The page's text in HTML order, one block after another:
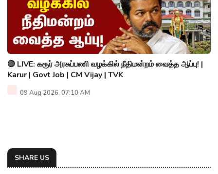
🔴 LIVE: கரூர் அரசுப்பணி வழக்கில் நீதிமன்றம் வைத்த ஆப்பு! |
Karur | Govt Job | CM Vijay | TVK
09 Aug 2026, 07:10 AM
SHARE US